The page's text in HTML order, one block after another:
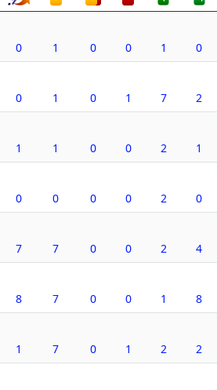
0 1 0 0 1
0
0 1 0 1 7
2
1 1 0 0 2
1
0 0 0 0 2
0
7 7 0 0 2
4
8 7 0 0 1
8
1 7 0 1 2
2